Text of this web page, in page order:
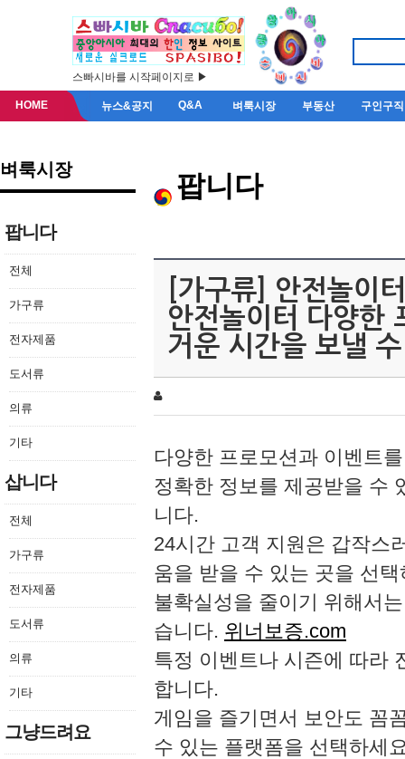
스빠시바를 시작페이지로 ▶
HOME 뉴스&공지 Q&A 벼룩시장 부동산 구인구직
벼룩시장
팝니다
전체
가구류
전자제품
도서류
의류
기타
삽니다
전체
가구류
전자제품
도서류
의류
기타
그냥드려요
팝니다
[가구류] 안전놀이
안전놀이터 다양한
거운 시간을 보낼
다양한 프로모션과 이벤트
정확한 정보를 제공받을 수
니다.
24시간 고객 지원은 갑작스
움을 받을 수 있는 곳을 선
불확실성을 줄이기 위해서
습니다. 위너보증.com
특정 이벤트나 시즌에 따라
합니다.
게임을 즐기면서 보안도 꼼
수 있는 플랫폼을 선택하세